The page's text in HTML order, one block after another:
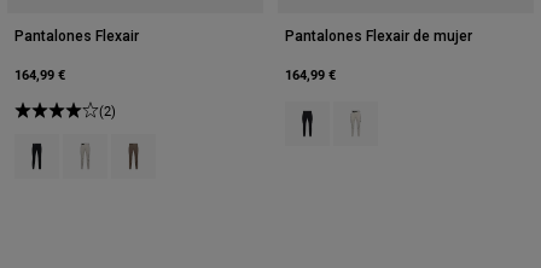
Pantalones Flexair
164,99 €
(2)
Product swatch type of Negro.
Product swatch type of Blanco tiza.
Product swatch type of Marrón nuez moscada.
Pantalones Flexair de mujer
164,99 €
Product swatch type of Negro.
Product swatch type of